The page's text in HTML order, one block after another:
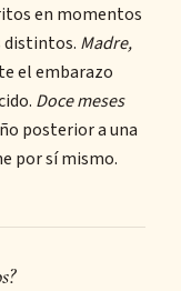
en momentos
distintos. Madre,
el embarazo
Doce meses
posterior a una
por sí mismo.